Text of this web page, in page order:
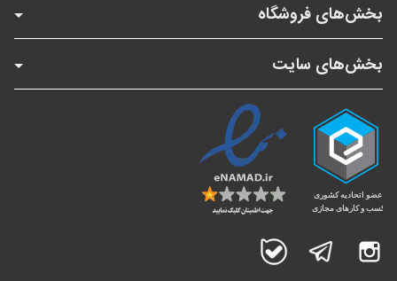
بخش‌های فروشگاه
بخش‌های سایت
اینستاگرام تلگرام